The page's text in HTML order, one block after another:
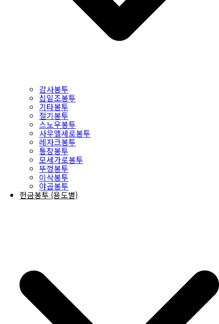
감사봉투
십일조봉투
기타봉투
절기봉투
스노우봉투
사무엘세로봉투
레자크봉투
통장봉투
모세가로봉투
뚜껑봉투
이삭봉투
야곱봉투
헌금봉투 (용도별)